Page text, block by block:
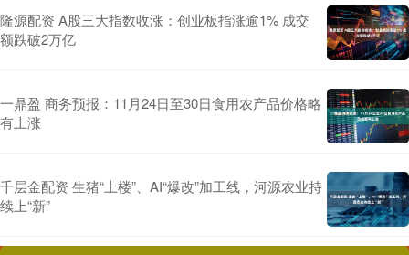
隆源配资 A股三大指数收涨：创业板指涨逾1% 成交
额跌破2万亿
一鼎盈 商务预报：11月24日至30日食用农产品价格略
有上涨
千层金配资 生猪“上楼”、AI“爆改”加工线，河源农业持
续上“新”